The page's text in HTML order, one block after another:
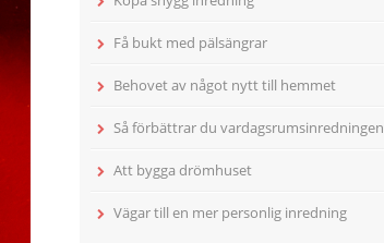
Få bukt med pälsängrar
Behovet av något nytt till hemmet
Så förbättrar du vardagsrumsinredningen
Att bygga drömhuset
Vägar till en mer personlig inredning